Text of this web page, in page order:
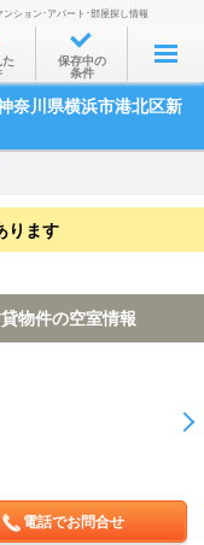
から
ら
から
ション･アパート･部屋探し情報
保存中の
条件
奈川県横浜市港北区新
ります
物件の空室情報
電話でお問合せ